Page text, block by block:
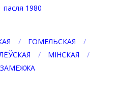
пасля 1980
ГОМЕЛЬСКАЯ
МІНСКАЯ